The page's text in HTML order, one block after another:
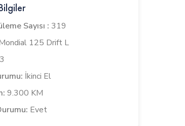
Sayısı : 319
125 Drift L
İkinci El
9.300 KM
Evet